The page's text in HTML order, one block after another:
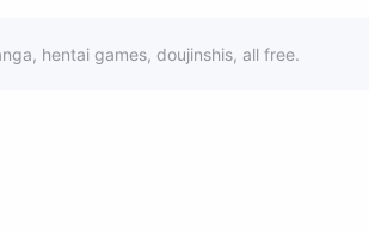
hentai games, doujinshis, all free.